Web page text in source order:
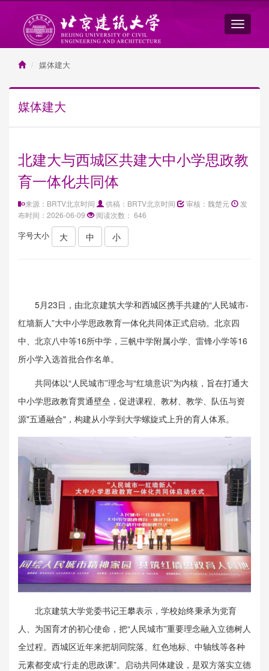
媒体建大
媒体建大
北建大与西城区共建大中小学思政教
育一体化共同体
来源：BRTV北京时间 供稿：BRTV北京时间 审核：魏楚元
发
布时间：2026-06-09
阅读次数： 646
字号大小 大 中 小
5月23日，由北京建筑大学和西城区携手共建的“人民城市-
红墙新人”大中小学思政教育一体化共同体正式启动。北京四
中、北京八中等16所中学，三帆中学附属小学、雷锋小学等16
所小学入选首批合作名单。
共同体以“人民城市”理念与“红墙意识”为内核，旨在打通大
中小学思政教育贯通壁垒，促进课程、教材、教学、队伍与资
源"五通融合"，构建从小学到大学螺旋式上升的育人体系。
北京建筑大学党委书记王攀表示，学校始终秉承为党育
人、为国育才的初心使命，把“人民城市”重要理念融入立德树人
全过程。西城区近年来把胡同院落、红色地标、中轴线等各种
元素都变成“行走的思政课”。启动共同体建设，是双方落实立德